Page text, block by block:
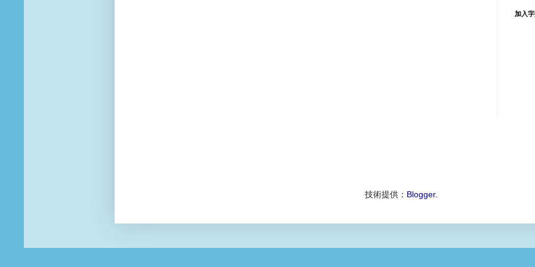
加入
技術提供： Blogger.